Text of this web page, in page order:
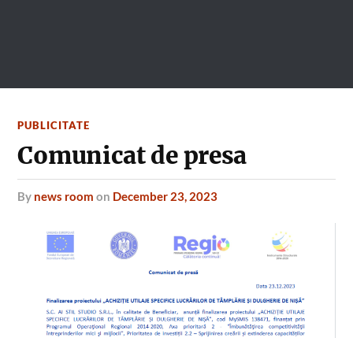
PUBLICITATE
Comunicat de presa
by news room on December 23, 2023